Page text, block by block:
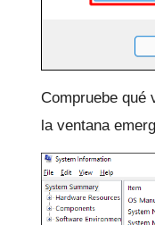
Compruebe qué
la ventana